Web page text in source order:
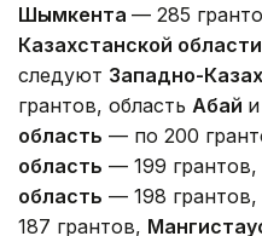
Шымкента — 285
Казахстанской области
следуют Западно-
грантов, область Абай и
область — по 200
область — 199 грантов,
область — 198 грантов,
187 грантов,